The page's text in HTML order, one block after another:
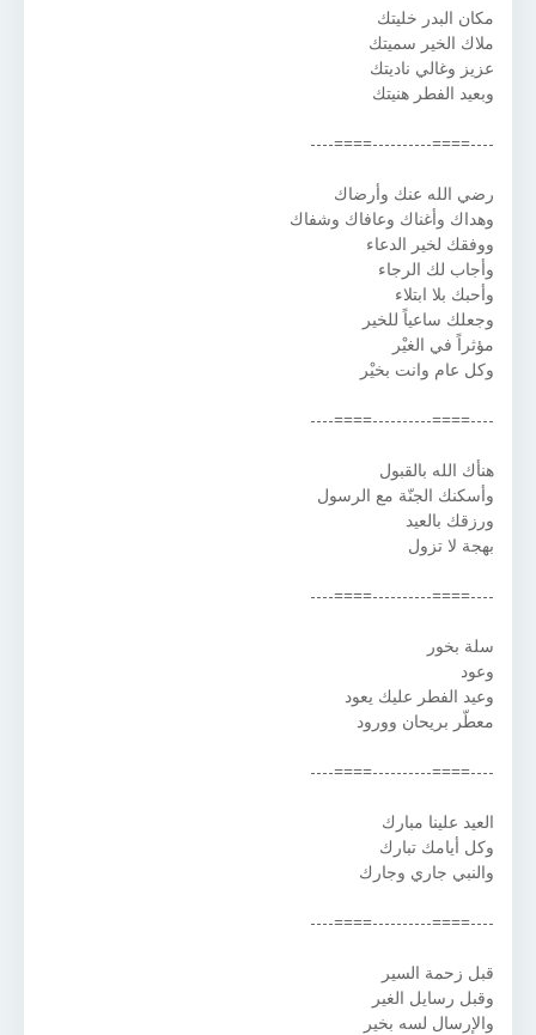
مكان البدر خليتك
ملاك الخير سميتك
عزيز وغالي ناديتك
وبعيد الفطر هنيتك
----====----------====----
رضي الله عنك وأرضاك
وهداك وأغناك وعافاك وشفاك
ووفقك لخير الدعاء
وأجاب لك الرجاء
وأحبك بلا ابتلاء
وجعلك ساعياً للخير
مؤثراً في الغيْر
وكل عام وانت بخيْر
----====----------====----
هنأك الله بالقبول
وأسكنك الجنّة مع الرسول
ورزقك بالعيد
بهجة لا تزول
----====----------====----
سلة بخور
وعود
وعيد الفطر عليك يعود
معطّر بريحان وورود
----====----------====----
العيد علينا مبارك
وكل أيامك تبارك
والنبي جاري وجارك
----====----------====----
قبل زحمة السير
وقبل رسايل الغير
والإرسال لسه بخير